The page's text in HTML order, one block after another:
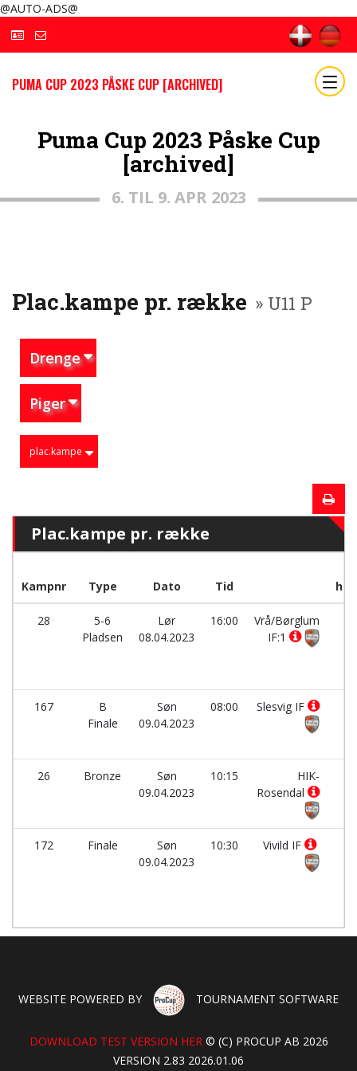
@AUTO-ADS@
PUMA CUP 2023 PÅSKE CUP [ARCHIVED]
Puma Cup 2023 Påske Cup
[archived]
6. TIL 9. APR 2023
Plac.kampe pr. række » U11 P
Drenge
Piger
plac.kampe
Plac.kampe pr. række
Kampnr Type Dato Tid
28
5-6
Pladsen
Lør
08.04.2023
16:00
Vrå/Børglum
IF:1
167
B
Finale
Søn
09.04.2023
08:00 Slesvig IF
26 Bronze
Søn
09.04.2023
10:15
HIK-
Rosendal
172 Finale
Søn
09.04.2023
10:30 Vivild IF
WEBSITE POWERED BY TOURNAMENT SOFTWARE
DOWNLOAD TEST VERSION HER© (C) PROCUP AB 2026
VERSION 2.83 2026.01.06